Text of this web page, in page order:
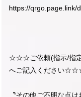
https://qrgo.page.link/
☆☆☆ご依頼(指示/指定
へご記入ください
〝その他ご不明な点